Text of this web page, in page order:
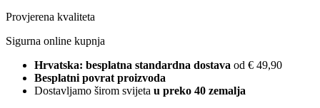
Provjerena kvaliteta
Sigurna online kupnja
Hrvatska: besplatna standardna dostava od € 49,90
Besplatni povrat proizvoda
Dostavljamo širom svijeta u preko 40 zemalja